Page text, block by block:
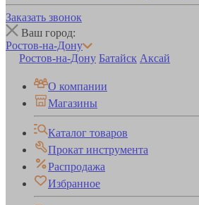
Заказать звонок
Ваш город:
Ростов-на-Дону
Ростов-на-Дону Батайск Аксай
О компании
Магазины
Каталог товаров
Прокат инструмента
Распродажа
Избранное